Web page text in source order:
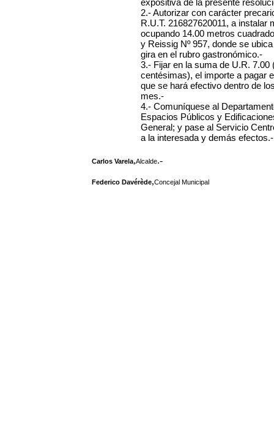
expositiva de la presente
2.- Autorizar con carácter
R.U.T. 216827620011, a
ocupando 14.00 metros
y Reissig Nº 957, donde se
gira en el rubro gastronómico.-
3.- Fijar en la suma de U.R.
centésimas), el importe a pagar
que se hará efectivo dentro de
mes.-
4.- Comuníquese al
Espacios Públicos y
General; y pase al Servicio
a la interesada y demás efectos.-
Carlos Varela,Alcalde.-
Federico Davérède,Concejal Municipal